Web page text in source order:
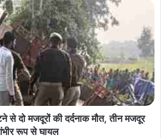
से दो मजदूरों की दर्दनाक मौत, तीन मजदूर
रूप से घायल